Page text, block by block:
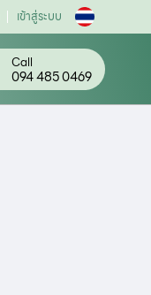
เข้าสู่ระบบ
Call
094 485 0469